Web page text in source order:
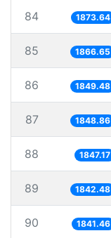
84 1873.64
85 1866.65
86 1849.48
87 1848.86
88 1847.17
89 1842.48
90 1841.46